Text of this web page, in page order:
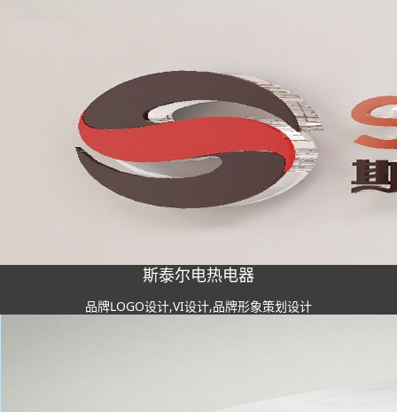
斯泰尔电热电器
品牌LOGO设计,VI设计,品牌形象策划设计